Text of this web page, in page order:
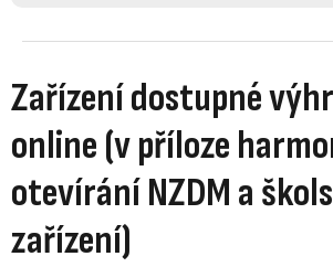
Zařízení dostupné
online (v příloze
otevírání NZDM a
zařízení)